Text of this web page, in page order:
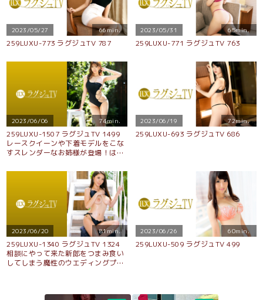
2023/05/27 66min.
259LUXU-773 ラグジュTV 787
2023/05/31 65min.
259LUXU-771 ラグジュTV 763
2023/06/06 74min.
259LUXU-1507 ラグジュTV 1499
レースクイーンや下着モデルをこな
すスレンダーなお姉様が登場！はじ
徐々に大胆になっていき、それと比
例する様に秘部を愛液で濡らす…。
敏感になった身体は巨根を愛でるよ
うに受け入れ喘ぎイク！
2023/06/19 72min.
259LUXU-693 ラグジュTV 686
2023/06/20 81min.
259LUXU-1340 ラグジュTV 1324
相談にやって来た新郎をつまみ食い
してしまう魔性のウエディングプラ
2023/06/26 60min.
259LUXU-509 ラグジュTV 499